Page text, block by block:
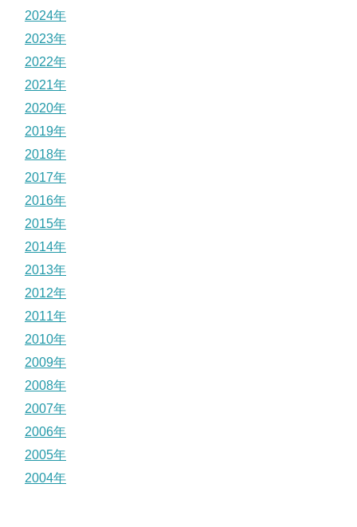
2024年
2023年
2022年
2021年
2020年
2019年
2018年
2017年
2016年
2015年
2014年
2013年
2012年
2011年
2010年
2009年
2008年
2007年
2006年
2005年
2004年